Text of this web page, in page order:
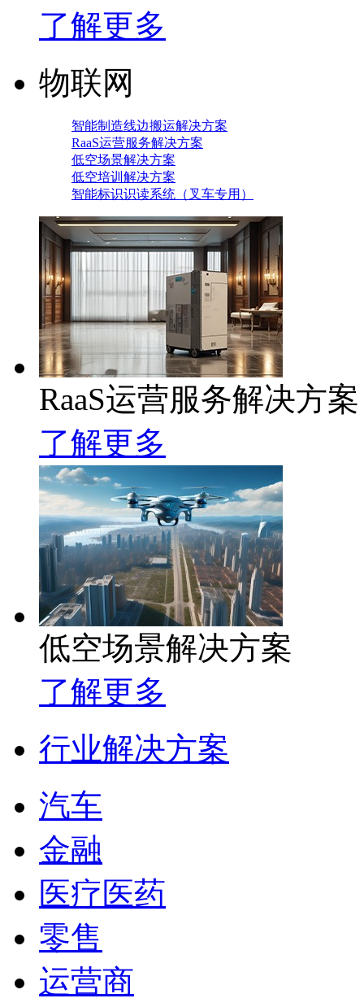
了解更多
物联网
智能制造线边搬运解决方案
RaaS运营服务解决方案
低空场景解决方案
低空培训解决方案
智能标识识读系统（叉车专用）
RaaS运营服务解决方案
了解更多
低空场景解决方案
了解更多
行业解决方案
汽车
金融
医疗医药
零售
运营商